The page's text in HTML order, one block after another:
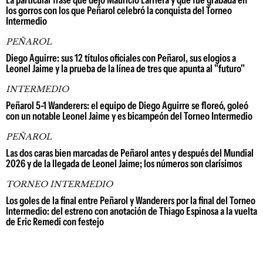
los gorros con los que Peñarol celebró la conquista del Torneo
Intermedio
PEÑAROL
Diego Aguirre: sus 12 títulos oficiales con Peñarol, sus elogios a
Leonel Jaime y la prueba de la línea de tres que apunta al "futuro"
INTERMEDIO
Peñarol 5-1 Wanderers: el equipo de Diego Aguirre se floreó, goleó
con un notable Leonel Jaime y es bicampeón del Torneo Intermedio
PEÑAROL
Las dos caras bien marcadas de Peñarol antes y después del Mundial
2026 y de la llegada de Leonel Jaime; los números son clarísimos
TORNEO INTERMEDIO
Los goles de la final entre Peñarol y Wanderers por la final del Torneo
Intermedio: del estreno con anotación de Thiago Espinosa a la vuelta
de Eric Remedi con festejo